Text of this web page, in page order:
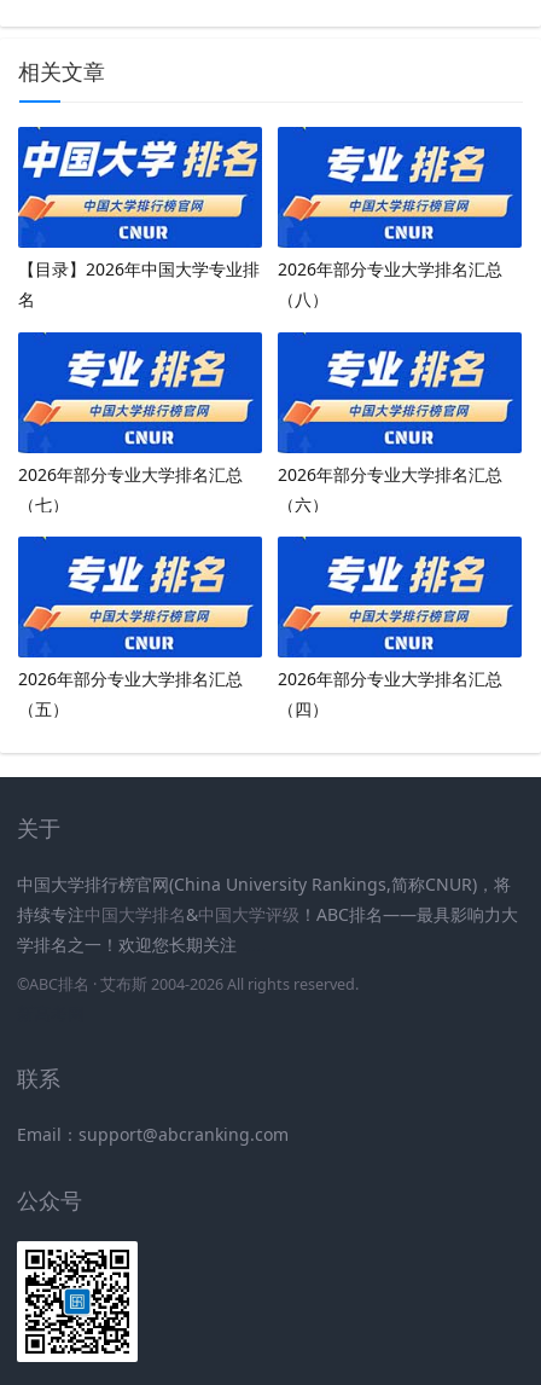
相关文章
【目录】2026年中国大学专业排
名
2026年部分专业大学排名汇总
（八）
2026年部分专业大学排名汇总
（七）
2026年部分专业大学排名汇总
（六）
2026年部分专业大学排名汇总
（五）
2026年部分专业大学排名汇总
（四）
关于
中国大学排行榜官网(China University Rankings,简称CNUR)，将
持续专注中国大学排名&中国大学评级 ！ABC排名——最具影响力大
学排名之一！欢迎您长期关注
©ABC排名 · 艾布斯 2004-2026 All rights reserved.
联系
Email：support@abcranking.com
公众号